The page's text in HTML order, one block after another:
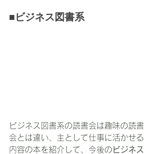
■ビジネス図書系
ビジネス図書系の読書会は趣味の読書
会とは違い、主として仕事に活かせる
内容の本を紹介して、今後の ビジネス